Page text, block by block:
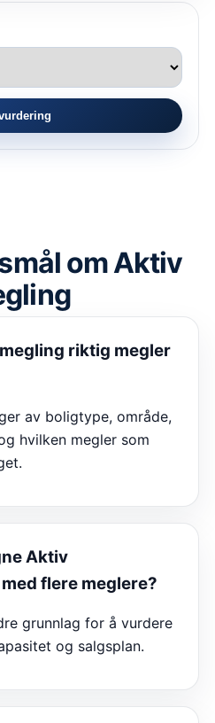
omAktiv
riktig megler
av boligtype, område,
hvilken megler som
Aktiv
med flere meglere?
grunnlag for å vurdere
og salgsplan.